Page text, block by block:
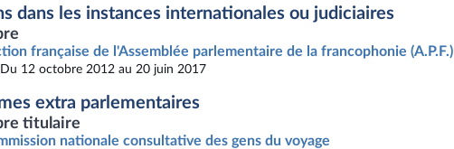
dans les instances internationales ou judiciaires
française de l'Assemblée parlementaire de la francophonie (A.P.F.)
Du 12 octobre 2012 au 20 juin 2017
extra parlementaires
titulaire
nationale consultative des gens du voyage